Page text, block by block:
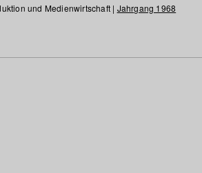
und Medienwirtschaft | Jahrgang 1968